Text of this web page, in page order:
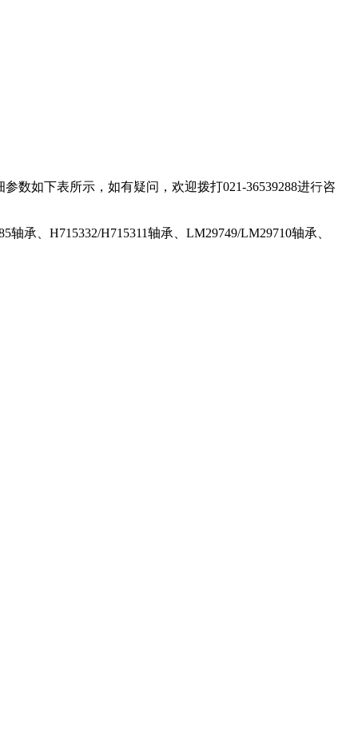
数如下表所示，如有疑问，欢迎拨打021-36539288进行咨
承、H715332/H715311轴承、LM29749/LM29710轴承、